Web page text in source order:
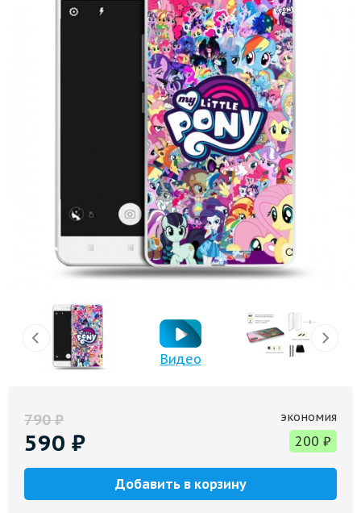
Видео
790₽
590 ₽
экономия
200 ₽
Добавить в корзину